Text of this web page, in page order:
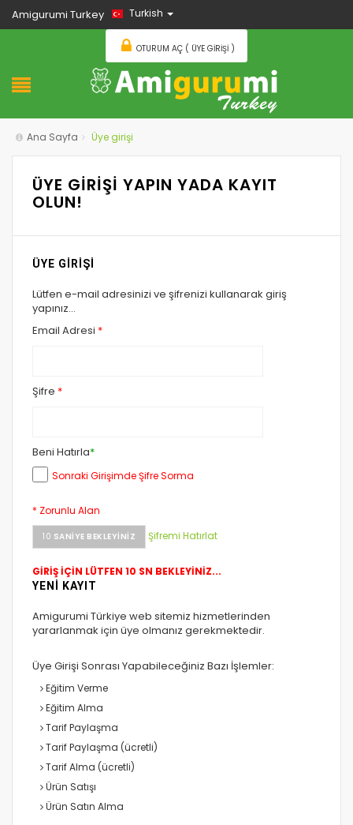
Amigurumi Turkey Turkish
OTURUM AÇ ( ÜYE GIRIŞI )
Ana Sayfa Üye girişi
ÜYE GİRİŞİ YAPIN YADA KAYIT
OLUN!
ÜYE GİRİŞİ
Lütfen e-mail adresinizi ve şifrenizi kullanarak giriş
yapınız...
Email Adresi *
Şifre *
Beni Hatırla*
Sonraki Girişimde Şifre Sorma
* Zorunlu Alan
10 SANIYE BEKLEYINIZ Şifremi Hatırlat
GİRİŞ İÇİN LÜTFEN 10 SN BEKLEYİNİZ...
YENİ KAYIT
Amigurumi Türkiye web sitemiz hizmetlerinden
yararlanmak için üye olmanız gerekmektedir.
Üye Girişi Sonrası Yapabileceğiniz Bazı İşlemler:
Eğitim Verme
Eğitim Alma
Tarif Paylaşma
Tarif Paylaşma (ücretli)
Tarif Alma (ücretli)
Ürün Satışı
Ürün Satın Alma